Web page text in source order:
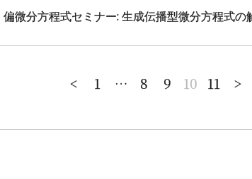
偏微分方程式セミナー: 生成伝播型微分方程式
1 … 8 9 10 11